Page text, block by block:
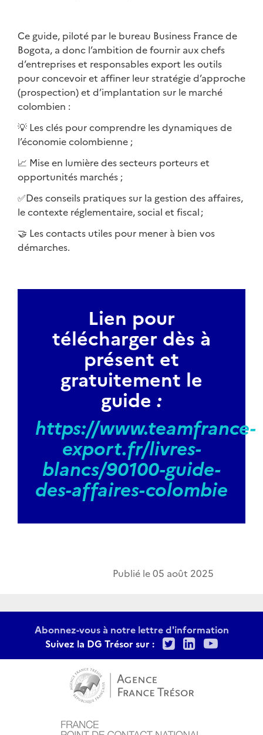
Ce guide, piloté par le bureau Business France de
Bogota, a donc l’ambition de fournir aux chefs
d’entreprises et responsables export les outils
pour concevoir et affiner leur stratégie d’approche
(prospection) et d’implantation sur le marché
colombien :
💡 Les clés pour comprendre les dynamiques de
l’économie colombienne ;
📈 Mise en lumière des secteurs porteurs et
opportunités marchés ;
✅Des conseils pratiques sur la gestion des affaires,
le contexte réglementaire, social et fiscal ;
🤝 Les contacts utiles pour mener à bien vos
démarches.
Lien pour
télécharger dès à
présent et
gratuitement le
guide :
https://www.teamfrance-
export.fr/livres-
blancs/90100-guide-
des-affaires-colombie
Publié le05 août 2025
Abonnez-vous à notre lettre d'information
Suivez la DG Trésor sur :
TwitterLinkedIn